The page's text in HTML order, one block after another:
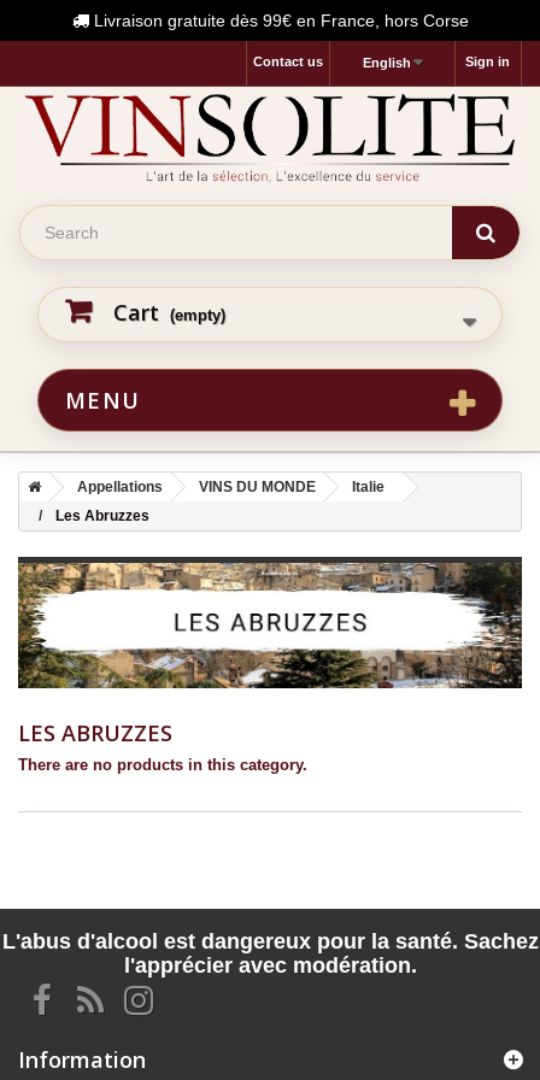
Livraison gratuite dès 99€ en France, hors Corse
Sign in
English
Contact us
Cart (empty)
MENU
Appellations VINS DU MONDE
Italie
Les Abruzzes
LES ABRUZZES
There are no products in this category.
L'abus d'alcool est dangereux pour la santé. Sachez
l'apprécier avec modération.
Information